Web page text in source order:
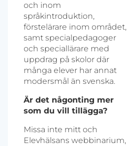
och inom
språkintroduktion,
förstelärare inom området,
samt specialpedagoger
och speciallärare med
uppdrag på skolor där
många elever har annat
modersmål än svenska.
Är det någonting mer
som du vill tillägga?
Missa inte mitt och
Elevhälsans webbinarium,